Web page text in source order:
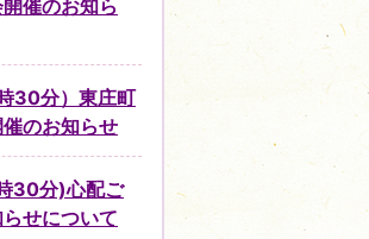
催のお知ら
30分）東庄町
のお知らせ
30分)心配ご
せについて